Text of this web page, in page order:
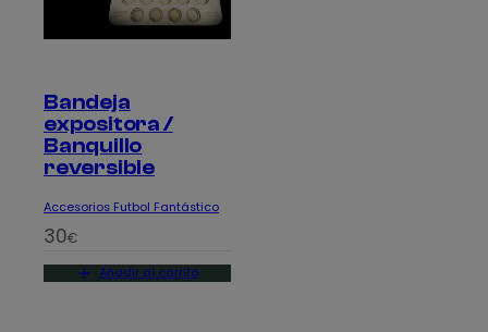
Bandeja
expositora /
Banquillo
reversible
Accesorios Futbol Fantástico
30€
Añadir al carrito